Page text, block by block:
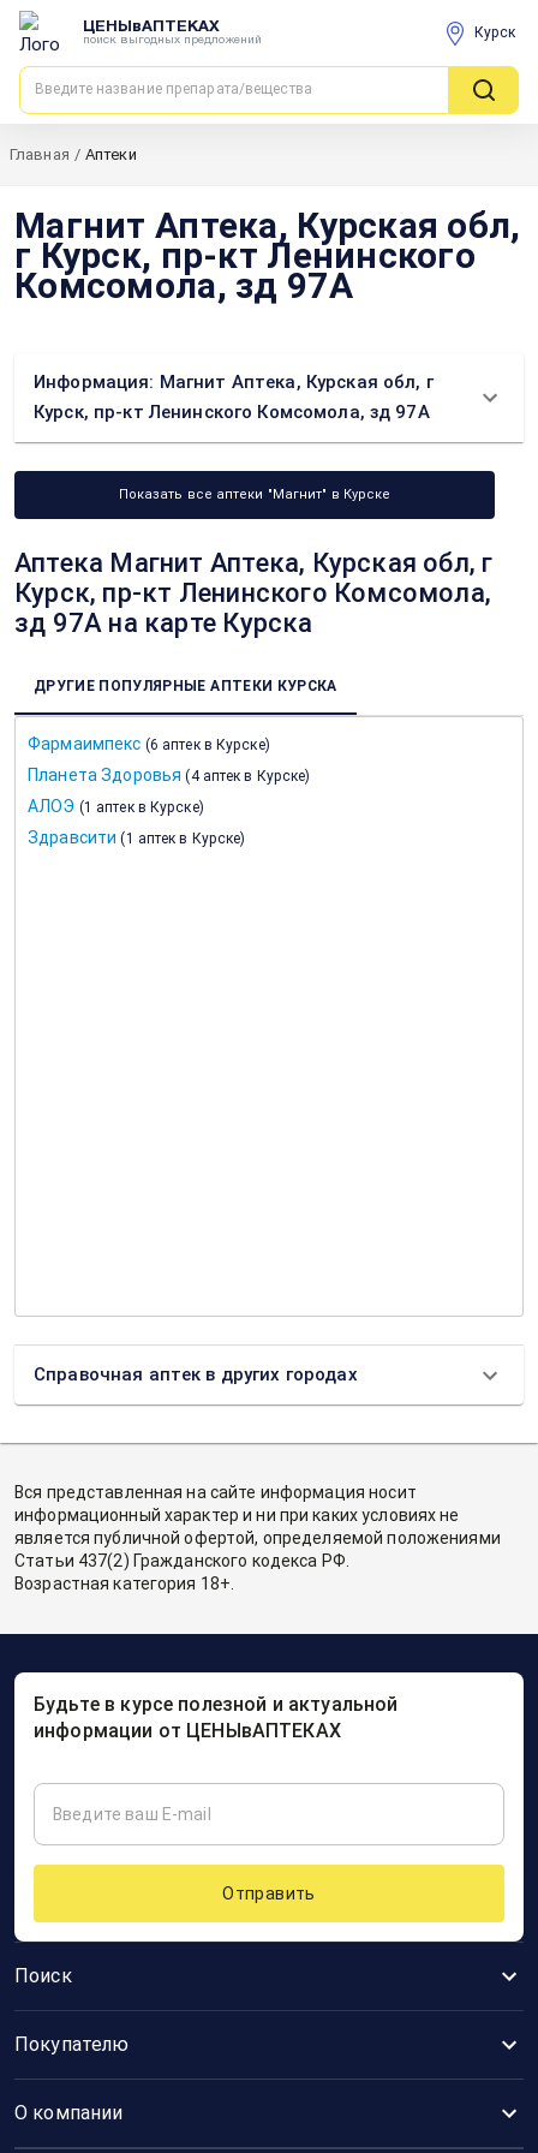
ЦЕНЫвАПТЕКАХ
поиск выгодных предложений Курск
Главная / Аптеки
Магнит Аптека, Курская обл,
г Курск, пр-кт Ленинского
Комсомола, зд 97А
Информация: Магнит Аптека, Курская обл, г
Курск, пр-кт Ленинского Комсомола, зд 97А
Показать все аптеки "Магнит" в Курске
Аптека Магнит Аптека, Курская обл, г
Курск, пр-кт Ленинского Комсомола,
зд 97А на карте Курска
ДРУГИЕ ПОПУЛЯРНЫЕ АПТЕКИ КУРСКА
Фармаимпекс (6 аптек в Курске)
Планета Здоровья (4 аптек в Курске)
АЛОЭ (1 аптек в Курске)
Здравсити (1 аптек в Курске)
Справочная аптек в других городах
Вся представленная на сайте информация носит
информационный характер и ни при каких условиях не
является публичной офертой, определяемой положениями
Статьи 437(2) Гражданского кодекса РФ.
Возрастная категория 18+.
Поиск
Покупателю
О компании
Будьте в курсе полезной и актуальной
информации от ЦЕНЫвАПТЕКАХ
Отправить